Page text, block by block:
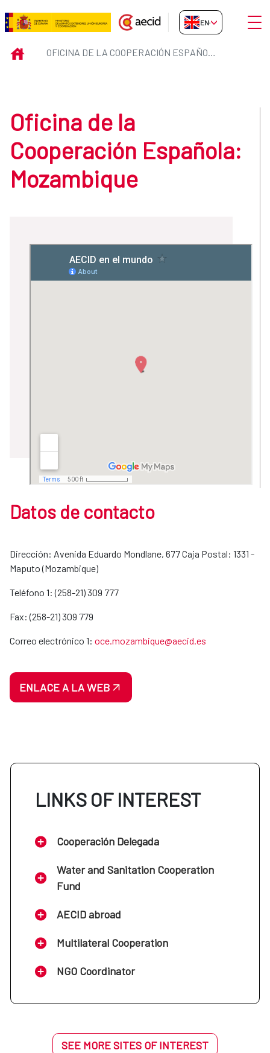
Skip to Main Content
Oficina de la Cooperación
EN-GB
INICIO OFICINA DE LA COOPERACIÓN ESPAÑOLA: MOZAMBIQUE
Oficina de la
Cooperación Española:
Mozambique
Datos de contacto
Dirección: Avenida Eduardo Mondlane, 677 Caja Postal: 1331 -
Maputo (Mozambique)
Teléfono 1: (258-21) 309 777
Fax: (258-21) 309 779
Correo electrónico 1: oce.mozambique@aecid.es
ENLACE A LA WEB
LINKS OF INTEREST
Cooperación Delegada
Water and Sanitation Cooperation
Fund
AECID abroad
Multilateral Cooperation
NGO Coordinator
SEE MORE SITES OF INTEREST